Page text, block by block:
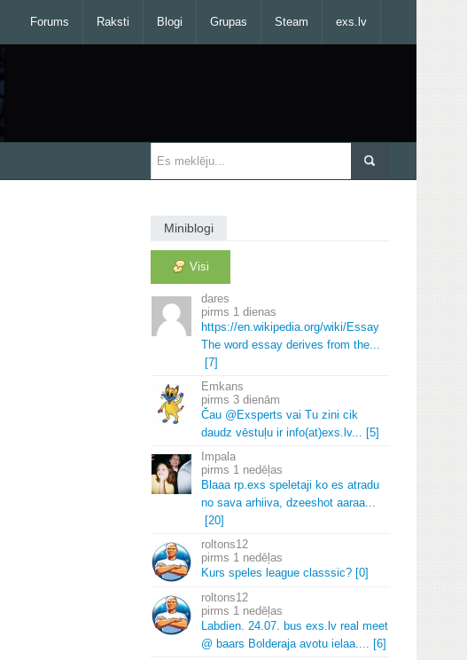
Forums Raksti Blogi Grupas Steam exs.lv
Miniblogi
Visi
dares
1 dienas
https://en.wikipedia.org/wiki/Essay
The word essay derives from the...
[7]
Emkans
3 dienām
Čau @Exsperts vai Tu zini cik
daudz vēstuļu ir info(at)exs. lv... [5]
Impala
1 nedēļas
Blaaa rp.exs speletaji ko es atradu
no sava arhiiva, dzeeshot aaraa...
[20]
roltons12
1 nedēļas
Kurs speles league classsic? [0]
roltons12
1 nedēļas
Labdien. 24.07. bus exs. lv real meet
@ baars Bolderaja avotu ielaa.... [6]